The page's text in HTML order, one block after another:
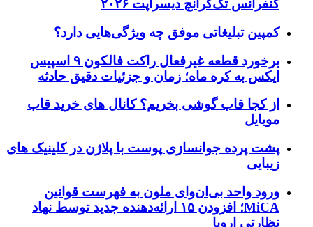
کنفرانس تک‌کرانچ دیسراپت ۲۰۲۶
کمپین تبلیغاتی موفق چه ویژگی‌هایی دارد؟
برخورد قطعه غیرفعال راکت فالکون ۹ اسپیس
ایکس به کره ماه؛ زمان و جزئیات دقیق حادثه
از کجا قاب گوشی بخریم؟ کانال های خرید قاب
موبایل
پشت پرده جوانسازی پوست با پلاژن در کلینیک های
زیبایی
ورود واحد بی‌ان‌وای ملون به فهرست قوانین
MiCA؛ افزودن ۱۵ ارائه‌دهنده جدید توسط نهاد
نظارتی اروپا